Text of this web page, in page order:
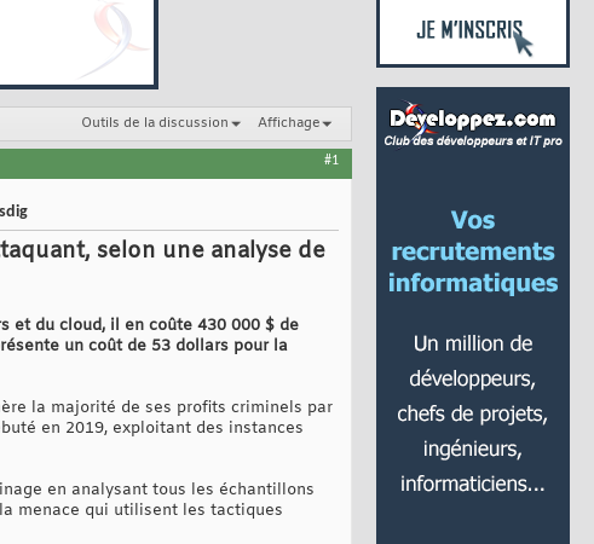
Outils de la discussion Affichage
#1
selon une analyse de
et du cloud, il en coûte 430 000 $ de
un coût de 53 dollars pour la
la majorité de ses profits criminels par
en 2019, exploitant des instances
en analysant tous les échantillons
menace qui utilisent les tactiques